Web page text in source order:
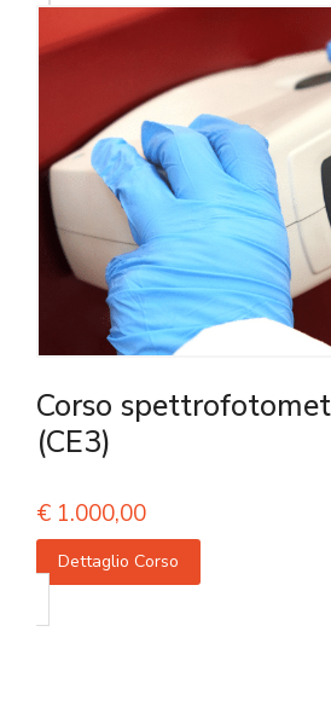
Corso
(CE3)
€ 1.000,00
Dettaglio Corso